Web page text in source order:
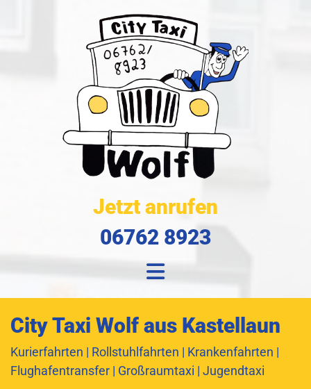
Jetzt anrufen
06762 8923
City Taxi Wolf aus Kastellaun
Kurierfahrten | Rollstuhlfahrten | Krankenfahrten |
Flughafentransfer | Großraumtaxi | Jugendtaxi